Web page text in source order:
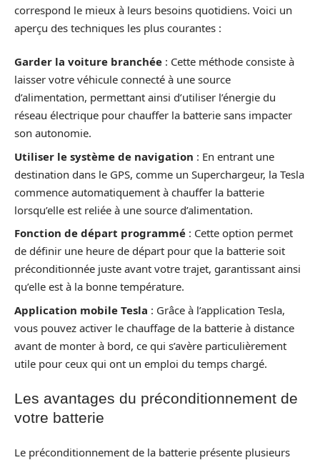
correspond le mieux à leurs besoins quotidiens. Voici un
aperçu des techniques les plus courantes :
Garder la voiture branchée : Cette méthode consiste à
laisser votre véhicule connecté à une source
d’alimentation, permettant ainsi d’utiliser l’énergie du
réseau électrique pour chauffer la batterie sans impacter
son autonomie.
Utiliser le système de navigation : En entrant une
destination dans le GPS, comme un Superchargeur, la Tesla
commence automatiquement à chauffer la batterie
lorsqu’elle est reliée à une source d’alimentation.
Fonction de départ programmé : Cette option permet
de définir une heure de départ pour que la batterie soit
préconditionnée juste avant votre trajet, garantissant ainsi
qu’elle est à la bonne température.
Application mobile Tesla : Grâce à l’application Tesla,
vous pouvez activer le chauffage de la batterie à distance
avant de monter à bord, ce qui s’avère particulièrement
utile pour ceux qui ont un emploi du temps chargé.
Les avantages du préconditionnement de
votre batterie
Le préconditionnement de la batterie présente plusieurs